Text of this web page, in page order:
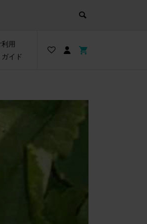
利用
ガイド